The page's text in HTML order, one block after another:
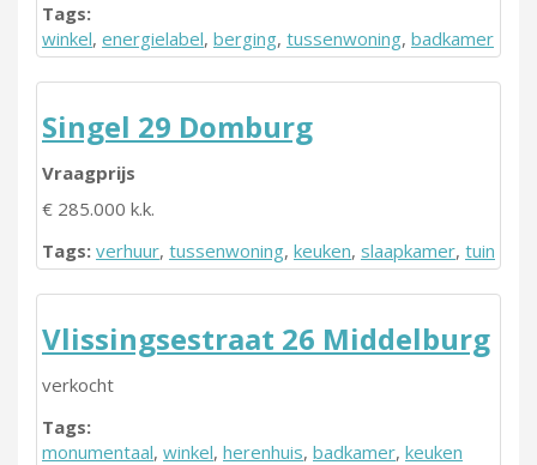
Tags:
winkel, energielabel, berging, tussenwoning, badkamer
Singel 29 Domburg
Vraagprijs
€ 285.000 k.k.
Tags: verhuur, tussenwoning, keuken, slaapkamer, tuin
Vlissingsestraat 26 Middelburg
verkocht
Tags:
monumentaal, winkel, herenhuis, badkamer, keuken